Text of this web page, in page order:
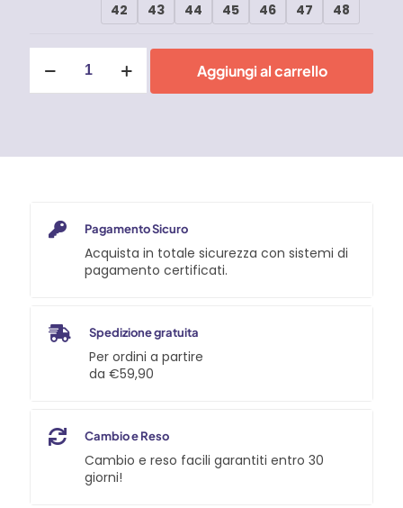
42 43 44 45 46 47 48
antinfortunistiche
U-
Sky
Aggiungi al carrello
Pagamento Sicuro
Acquista in totale sicurezza con sistemi di
pagamento certificati.
Spedizione gratuita
Per ordini a partire
da €59,90
Cambio e Reso
Cambio e reso facili garantiti entro 30
giorni!